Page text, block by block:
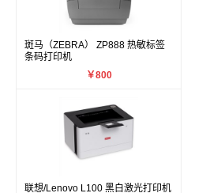
斑马（ZEBRA） ZP888 热敏标签
条码打印机
￥800
联想/Lenovo L100 黑白激光打印机